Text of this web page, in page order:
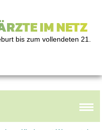
IM NETZ
bis zum vollendeten 21.